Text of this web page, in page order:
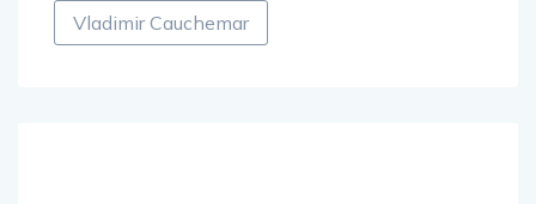
Vladimir Cauchemar